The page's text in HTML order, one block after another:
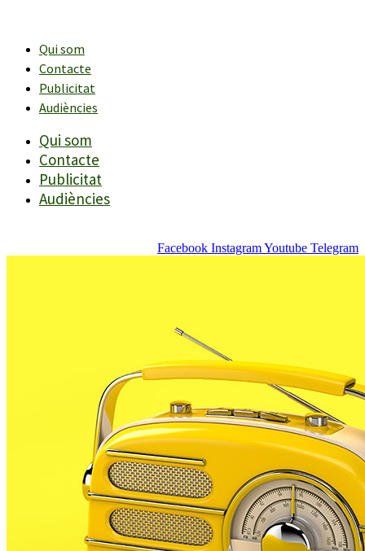
contingutQui som
Contacte
Publicitat
Audiències
Qui som
Contacte
Publicitat
Audiències
Facebook InstagramYoutube Telegram